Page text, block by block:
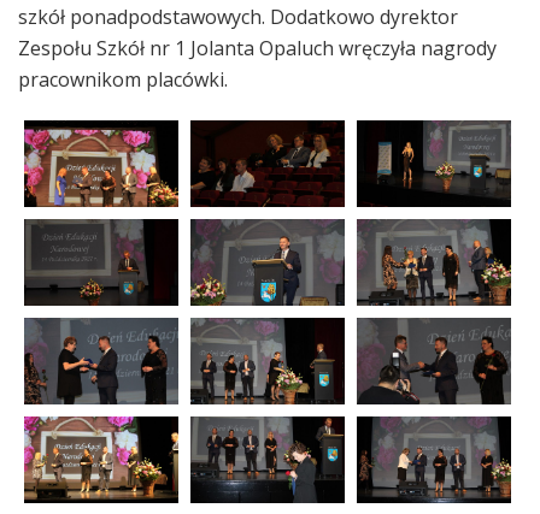
szkół ponadpodstawowych. Dodatkowo dyrektor
Zespołu Szkół nr 1 Jolanta Opaluch wręczyła nagrody
pracownikom placówki.